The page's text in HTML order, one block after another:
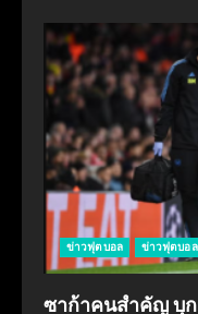
ข่าวฟุตบอล ข่าวฟุตบอ
ซาก้าคนสำคัญ บุ